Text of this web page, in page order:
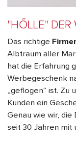
"HŐLLE" DER
Das richtige
Albtraum aller
hat die Erfahrung
Werbegeschenk
„geflogen“ ist. Zu
Kunden ein
Genau wie wir, die
seit 30 Jahren mit